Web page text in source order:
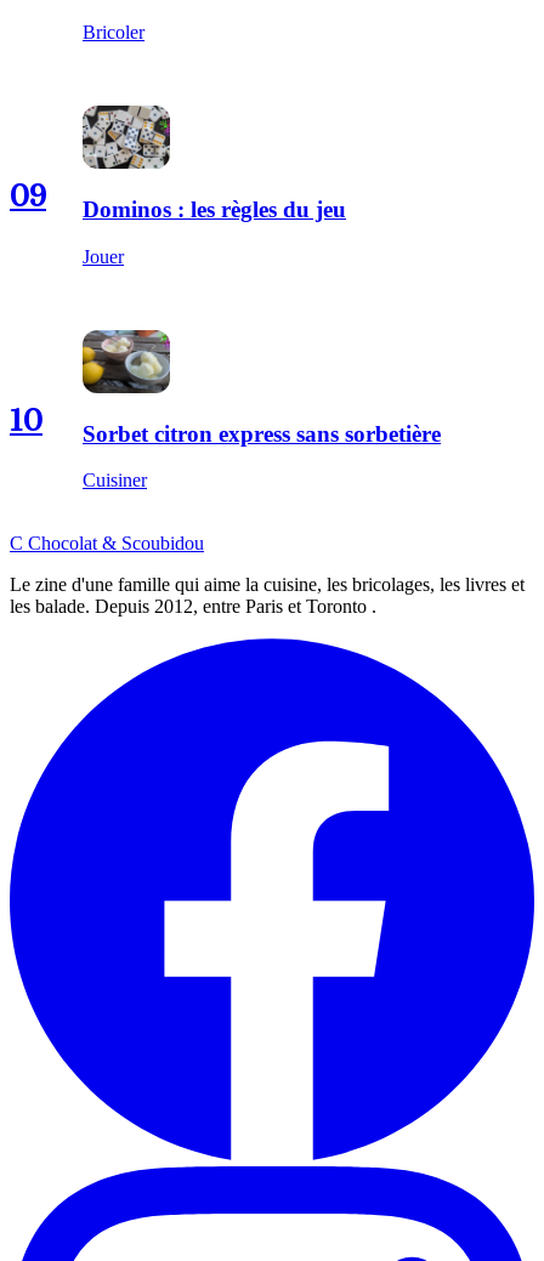
Bricoler
09 Dominos : les règles du jeu
Jouer
10 Sorbet citron express sans sorbetière
Cuisiner
C Chocolat & Scoubidou
Le zine d'une famille qui aime la cuisine, les bricolages, les livres et
les balade. Depuis 2012, entre Paris et Toronto .